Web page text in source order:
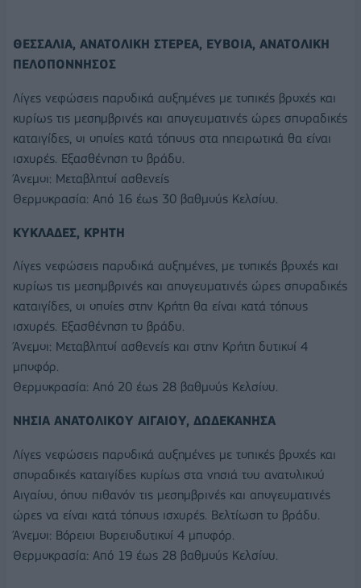
ΘΕΣΣΑΛΙΑ, ΑΝΑΤΟΛΙΚΗ ΣΤΕΡΕΑ, ΕΥΒΟΙΑ, ΑΝΑΤΟΛΙΚΗ
ΠΕΛΟΠΟΝΝΗΣΟΣ
Λίγες νεφώσεις παροδικά αυξημένες με τοπικές βροχές και
κυρίως τις μεσημβρινές και απογευματινές ώρες σποραδικές
καταιγίδες, οι οποίες κατά τόπους στα ηπειρωτικά θα είναι
ισχυρές. Εξασθένηση το βράδυ.
Άνεμοι: Μεταβλητοί ασθενείς
Θερμοκρασία: Από 16 έως 30 βαθμούς Κελσίου.
ΚΥΚΛΑΔΕΣ, ΚΡΗΤΗ
Λίγες νεφώσεις παροδικά αυξημένες, με τοπικές βροχές και
κυρίως τις μεσημβρινές και απογευματινές ώρες σποραδικές
καταιγίδες, οι οποίες στην Κρήτη θα είναι κατά τόπους
ισχυρές. Εξασθένηση το βράδυ.
Άνεμοι: Μεταβλητοί ασθενείς και στην Κρήτη δυτικοί 4
μποφόρ.
Θερμοκρασία: Από 20 έως 28 βαθμούς Κελσίου.
ΝΗΣΙΑ ΑΝΑΤΟΛΙΚΟΥ ΑΙΓΑΙΟΥ, ΔΩΔΕΚΑΝΗΣΑ
Λίγες νεφώσεις παροδικά αυξημένες με τοπικές βροχές και
σποραδικές καταιγίδες κυρίως στα νησιά του ανατολικού
Αιγαίου, όπου πιθανόν τις μεσημβρινές και απογευματινές
ώρες να είναι κατά τόπους ισχυρές. Βελτίωση το βράδυ.
Άνεμοι: Βόρειοι Βορειοδυτικοί 4 μποφόρ.
Θερμοκρασία: Από 19 έως 28 βαθμούς Κελσίου.